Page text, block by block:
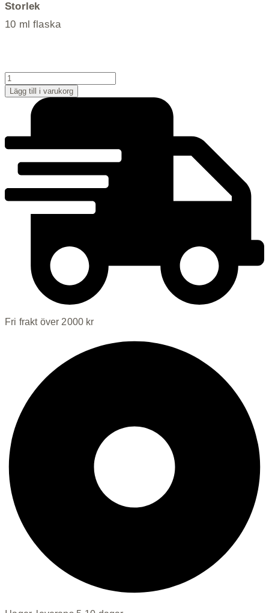
Storlek
10 ml flaska
Stop
On
Spot
Lägg till i varukorg
Fri frakt över 2000 kr